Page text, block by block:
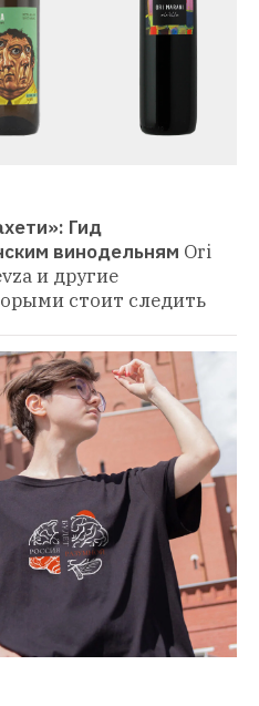
Гид
винодельням Ori
и другие
стоит следить